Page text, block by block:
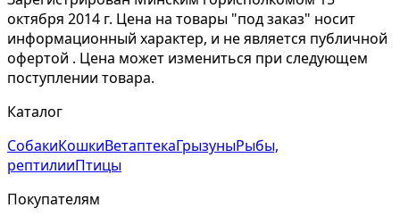
октября 2014 г. Цена на товары "под заказ" носит
информационный характер, и не является публичной
офертой . Цена может измениться при следующем
поступлении товара.
Каталог
СобакиКошкиВетаптекаГрызуныРыбы,
рептилииПтицы
Покупателям